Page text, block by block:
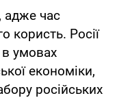
адже час
користь. Росії
в умовах
економіки,
російських